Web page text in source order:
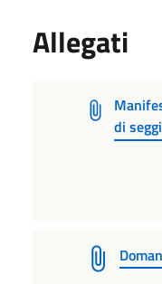
Allegati
di